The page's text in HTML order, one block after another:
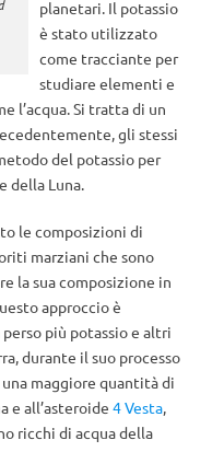
planetari. Il potassio
è stato utilizzato
come tracciante per
studiare elementi e
l’acqua. Si tratta di un
gli stessi
del potassio per
della Luna.
le composizioni di
marziani che sono
la sua composizione in
approccio è
più potassio e altri
durante il suo processo
maggiore quantità di
e all’asteroide 4 Vesta,
ricchi di acqua della